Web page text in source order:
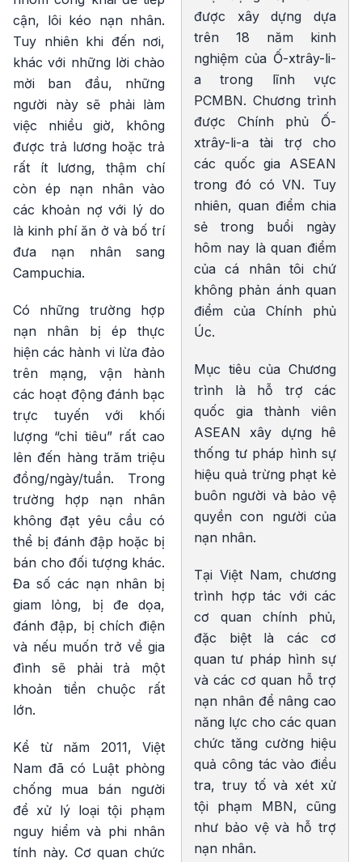
được xây dựng dựa
trên 18 năm kinh
nghiệm của Ố-xtrây-li-
a trong lĩnh vực
PCMBN. Chương trình
được Chính phủ Ố-
xtrây-li-a tài trợ cho
các quốc gia ASEAN
trong đó có VN. Tuy
nhiên, quan điểm chia
sẻ trong buổi ngày
hôm nay là quan điểm
của cá nhân tôi chứ
không phản ánh quan
điểm của Chính phủ
Úc.
Mục tiêu của Chương
trình là hỗ trợ các
quốc gia thành viên
ASEAN xây dựng hê
thống tư pháp hình sự
hiệu quả trừng phạt kẻ
buôn người và bảo vệ
quyền con người của
nạn nhân.
Tại Việt Nam, chương
trình hợp tác với các
cơ quan chính phủ,
đặc biệt là các cơ
quan tư pháp hình sự
và các cơ quan hỗ trợ
nạn nhân để nâng cao
năng lực cho các quan
chức tăng cường hiệu
quả công tác vào điều
tra, truy tố và xét xử
tội phạm MBN, cũng
như bảo vệ và hỗ trợ
nạn nhân.
cận, lôi kéo nạn nhân.
Tuy nhiên khi đến nơi,
khác với những lời chào
mời ban đầu, những
người này sẽ phải làm
việc nhiều giờ, không
được trả lương hoặc trả
rất ít lương, thậm chí
còn ép nạn nhân vào
các khoản nợ với lý do
là kinh phí ăn ở và bố trí
đưa nạn nhân sang
Campuchia.
Có những trường hợp
nạn nhân bị ép thực
hiện các hành vi lừa đảo
trên mạng, vận hành
các hoạt động đánh bạc
trực tuyến với khối
lượng “chỉ tiêu” rất cao
lên đến hàng trăm triệu
đồng/ngày/tuần. Trong
trường hợp nạn nhân
không đạt yêu cầu có
thể bị đánh đập hoặc bị
bán cho đối tượng khác.
Đa số các nạn nhân bị
giam lỏng, bị đe dọa,
đánh đập, bị chích điện
và nếu muốn trở về gia
đình sẽ phải trả một
khoản tiền chuộc rất
lớn.
Kể từ năm 2011, Việt
Nam đã có Luật phòng
chống mua bán người
để xử lý loại tội phạm
nguy hiểm và phi nhân
tính này. Cơ quan chức